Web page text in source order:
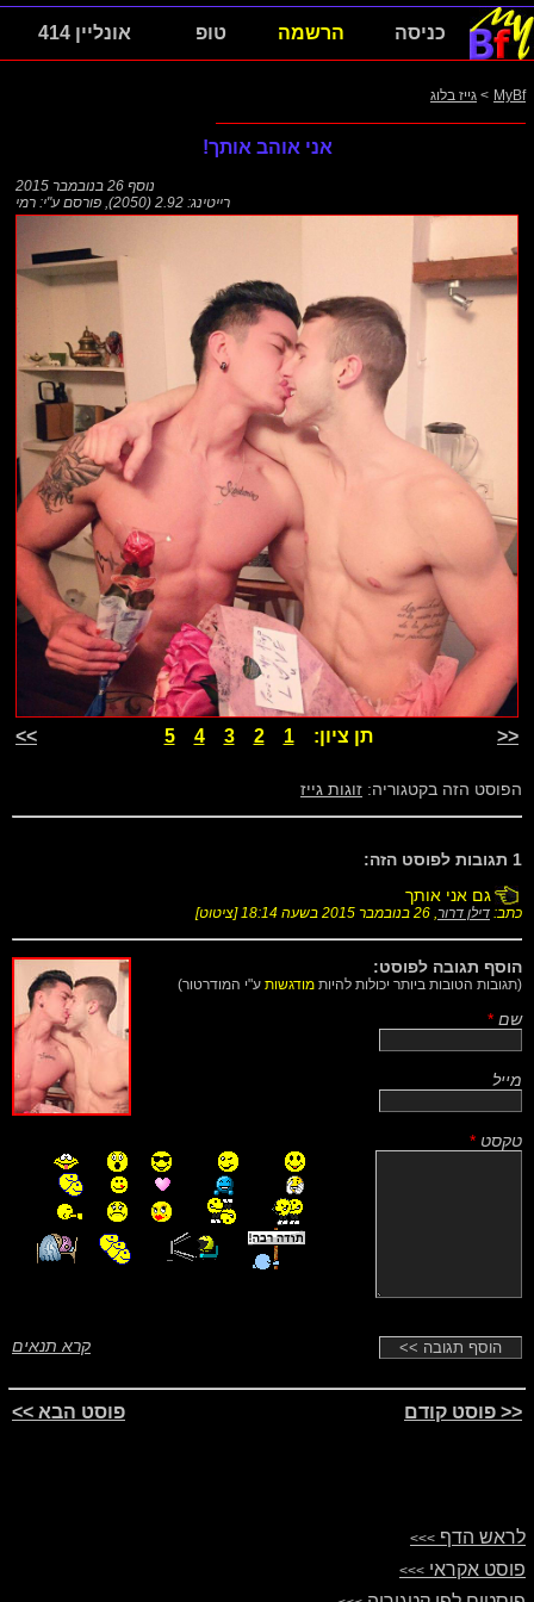
כניסה הרשמה טופ אונליין 414
MyBf
> גייז בלוג
אני אוהב אותך!
נוסף 26 בנובמבר 2015
רייטינג: 2.92 (2050)
, פורסם ע"י: רמי
<< תן ציון:1
2
3
4
5
>>
הפוסט הזה בקטגוריה: זוגות גייז
1 תגובות לפוסט הזה:
גם אני אותך
כתב: דילן דרור, 26 בנובמבר 2015 בשעה 18:14 [ציטוט]
הוסף תגובה לפוסט:
(תגובות הטובות ביותר יכולות להיות מודגשות ע"י המודרטור)
שם *
מייל
טקסט *
קרא תנאים
<< פוסט קודם פוסט הבא >>
לראש הדף >>>
פוסט אקראי >>>